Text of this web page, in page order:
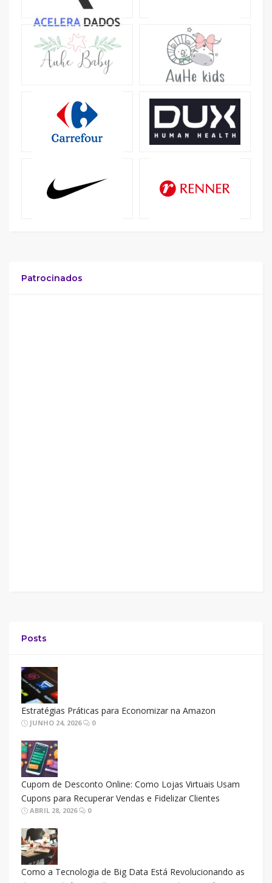
Patrocinados
Posts
Estratégias Práticas para Economizar na Amazon
JUNHO 24, 2026 0
Cupom de Desconto Online: Como Lojas Virtuais Usam
Cupons para Recuperar Vendas e Fidelizar Clientes
ABRIL 28, 2026 0
Como a Tecnologia de Big Data Está Revolucionando as